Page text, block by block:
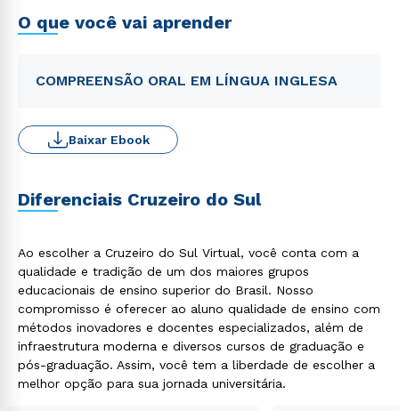
O que você vai aprender
COMPREENSÃO ORAL EM LÍNGUA INGLESA
Baixar Ebook
Diferenciais Cruzeiro do Sul
Ao escolher a Cruzeiro do Sul Virtual, você conta com a
qualidade e tradição de um dos maiores grupos
educacionais de ensino superior do Brasil. Nosso
compromisso é oferecer ao aluno qualidade de ensino com
métodos inovadores e docentes especializados, além de
infraestrutura moderna e diversos cursos de graduação e
pós-graduação. Assim, você tem a liberdade de escolher a
melhor opção para sua jornada universitária.